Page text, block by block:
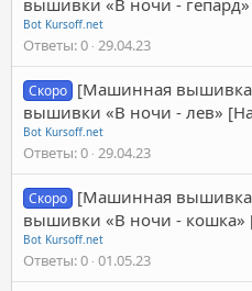
Bot Kursoff.net
Ответы 0 29.04.23
Скоро [Машинная
вышивки «В ночи - лев»
Bot Kursoff.net
Ответы 0 29.04.23
Скоро [Машинная
вышивки «В ночи - кошка»
Bot Kursoff.net
Ответы 0 01.05.23